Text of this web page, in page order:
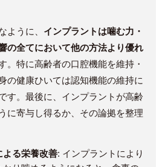
ように、 インプラントは噛む力・
の全てにおいて他の方法より優れ
。特に高齢者の口腔機能を維持・
の健康ひいては認知機能の維持に
す。最後に、インプラントが高齢
に寄与し得るか、その論拠を整理
よる栄養改善: インプラントにより